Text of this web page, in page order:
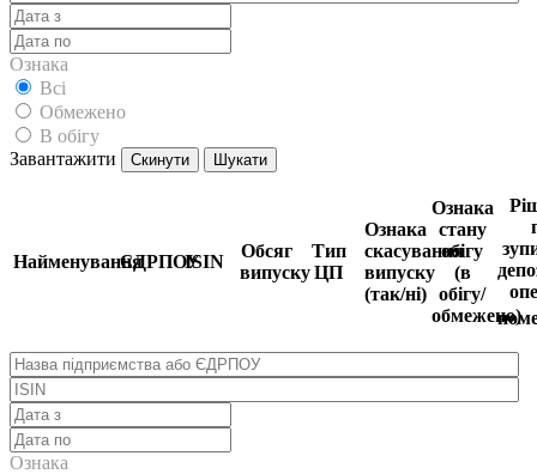
Ознака
Всі
Обмежено
В обігу
Завантажити
Скинути Шукати
НайменуванняЄДРПОУISIN
Обсяг
випуску
Тип
ЦП
Ознака
скасування
випуску
(так/ні)
Ознака
стану
обігу
(в
обігу/
обмежено)
Ознака